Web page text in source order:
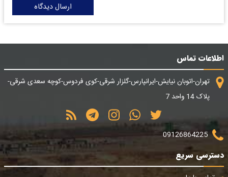
ارسال دیدگاه
اطلاعات تماس
تهران-اتوبان نیایش-ایرانپارس-گلزار شرقی-کوی فردوس-کوچه سعدی شرقی-
پلاک 14 واحد 7
09126864225
دسترسی سریع